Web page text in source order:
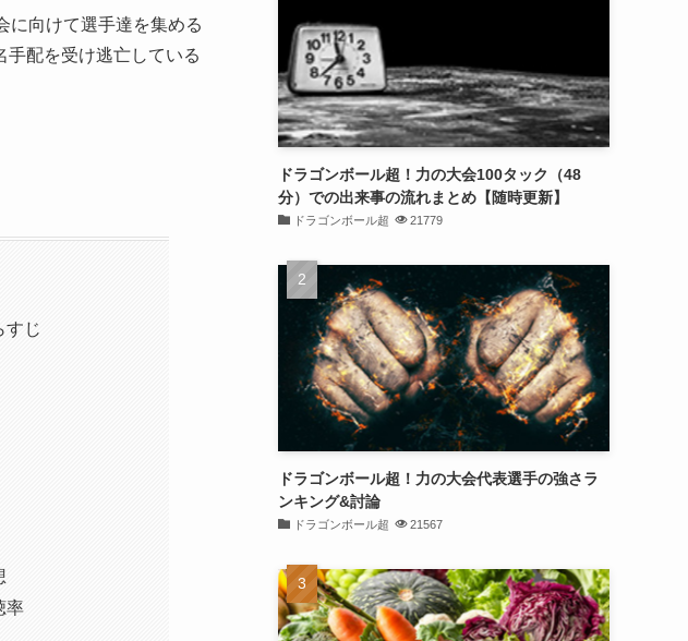
に向けて選手達を集める
配を受け逃亡している
すじ
率
ドラゴンボール超！力の大会100タック（48
分）での出来事の流れまとめ【随時更新】
ドラゴンボール超 21779
ドラゴンボール超！力の大会代表選手の強さラ
ンキング&討論
ドラゴンボール超 21567